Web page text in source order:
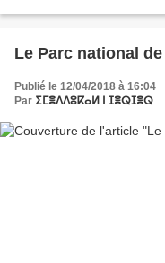
Le Parc national
Publié le 12/04/2018 à 16:04
Par ⵉⵎⴻⴷⴷⵓⴽⴰⵍ ⵏ ⵊⴻⵕⵊⴻⵕ